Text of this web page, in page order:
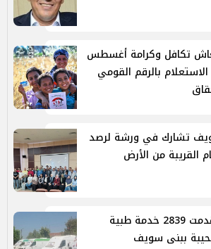
تكافل وكرامة أغسطس
الاستعلام بالرقم القومي
تشارك في ورشة لرصد
القريبة من الأرض
قافلة مجانية قدمت 2839 خدمة طبية
ببنى سويف